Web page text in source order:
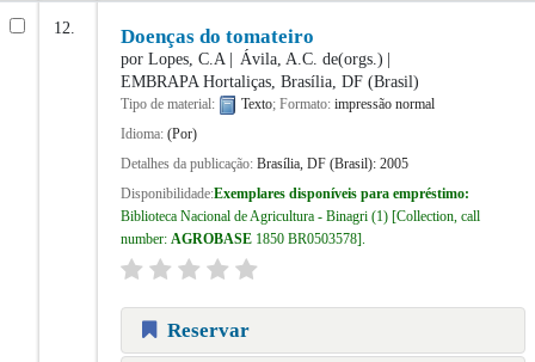
12. Doenças do tomateiro
por Lopes, C.A
Ávila, A.C. de(orgs.)
EMBRAPA Hortaliças, Brasília, DF (Brasil)
Tipo de material: Texto; Formato: impressão normal
Idioma: (Por)
Detalhes da publicação: Brasília, DF (Brasil): 2005
Disponibilidade:Exemplares disponíveis para empréstimo:
Biblioteca Nacional de Agricultura - Binagri(1) Collection, call
number: AGROBASE 1850 BR0503578 .
Reservar